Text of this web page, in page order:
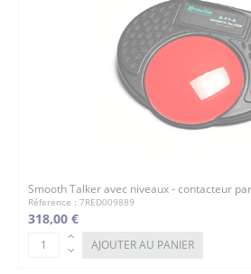
Smooth Talker avec niveaux - contacteur
Réference : 7RED009889
318,00 €
AJOUTER AU PANIER